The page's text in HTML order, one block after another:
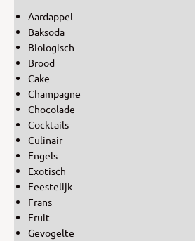
Aardappel
Baksoda
Biologisch
Brood
Cake
Champagne
Chocolade
Cocktails
Culinair
Engels
Exotisch
Feestelijk
Frans
Fruit
Gevogelte